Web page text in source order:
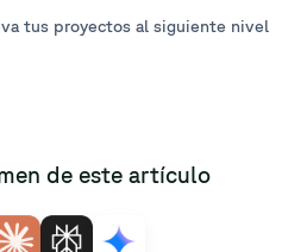
tus proyectos al siguiente nivel
de este artículo